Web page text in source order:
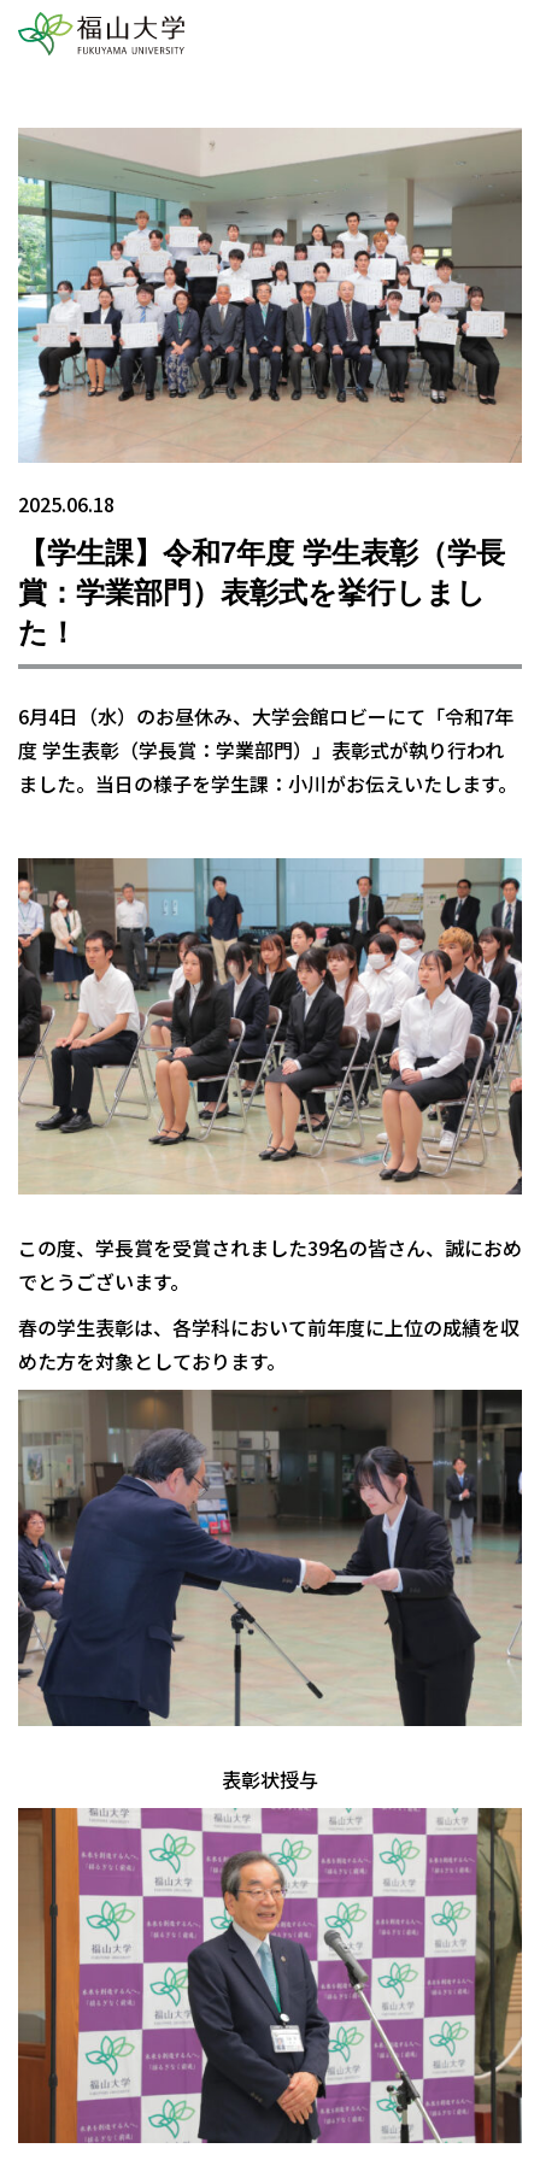
2025.06.18
【学生課】令和7年度 学生表彰（学長
賞：学業部門）表彰式を挙行しまし
た！
6月4日（水）のお昼休み、大学会館ロビーにて「令和7年
度 学生表彰（学長賞：学業部門）」表彰式が執り行われ
ました。当日の様子を学生課：小川がお伝えいたします。
この度、学長賞を受賞されました39名の皆さん、誠におめ
でとうございます。
春の学生表彰は、各学科において前年度に上位の成績を収
めた方を対象としております。
表彰状授与